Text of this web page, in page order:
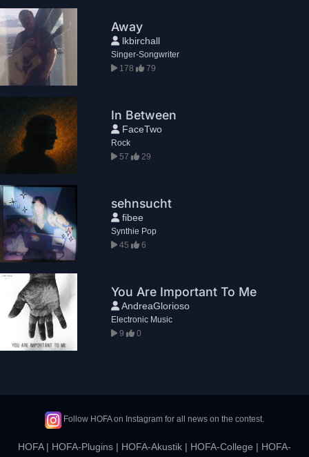
Away
lkbirchall
Singer-Songwriter
178
79
In Between
FaceTwo
Rock
57
29
sehnsucht
fibee
Synthie Pop
45
6
You Are Important To Me
AndreaGlorioso
Electronic Music
9
0
Follow HOFA on Instagram for all news on the contest.
HOFA| HOFA-Plugins | HOFA-Akustik | HOFA-College | HOFA-